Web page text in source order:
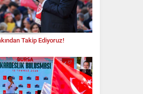
Takip Ediyoruz!